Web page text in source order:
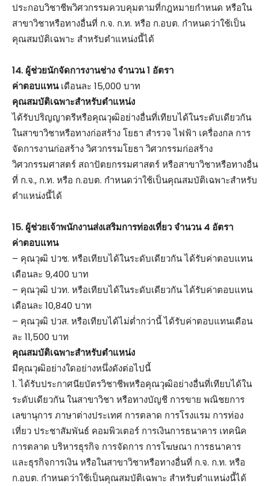
ประกอบวิชาชีพวิศวกรรมควบคุมตามที่กฎหมายกำหนด หรือใน
สาขาวิชาหรือทางอื่นที่ ก.จ. ก.ท. หรือ ก.อบต. กำหนดว่าใช้เป็น
คุณสมบัติเฉพาะ สำหรับตำแหน่งนี้ได้
14. ผู้ช่วยนักจัดการงานช่าง จำนวน 1 อัตรา
ค่าตอบแทนเดือนละ 15,000 บาท
คุณสมบัติเฉพาะสำหรับตำแหน่ง
ได้รับปริญญาตรีหรือคุณวุฒิอย่างอื่นที่เทียบได้ในระดับเดียวกัน
ในสาขาวิชาหรือทางก่อสร้าง โยธา สำรวจ ไฟฟ้า เครื่องกล การ
จัดการงานก่อสร้าง วิศวกรรมโยธา วิศวกรรมก่อสร้าง
วิศวกรรมศาสตร์ สถาปัตยกรรมศาสตร์ หรือสาขาวิชาหรือทางอื่น
ที่ ก.จ., ก.ท. หรือ ก.อบต. กำหนดว่าใช้เป็นคุณสมบัติเฉพาะสำหรับ
ตำแหน่งนี้ได้
15. ผู้ช่วยเจ้าพนักงานส่งเสริมการท่องเที่ยว จำนวน 4 อัตรา
ค่าตอบแทน
– คุณวุฒิ ปวช. หรือเทียบได้ในระดับเดียวกัน ได้รับค่าตอบแทน
เดือนละ 9,400 บาท
– คุณวุฒิ ปวท. หรือเทียบได้ในระดับเดียวกัน ได้รับค่าตอบแทน
เดือนละ 10,840 บาท
– คุณวุฒิ ปวส. หรือเทียบได้ไม่ต่ำกว่านี้ ได้รับค่าตอบแทนเดือน
ละ 11,500 บาท
คุณสมบัติเฉพาะสำหรับตำแหน่ง
มีคุณวุฒิอย่างใดอย่างหนึ่งดังต่อไปนี้
1. ได้รับประกาศนียบัตรวิชาชีพหรือคุณวุฒิอย่างอื่นที่เทียบได้ใน
ระดับเดียวกัน ในสาขาวิชา หรือทางบัญชี การขาย พณิชยการ
เลขานุการ ภาษาต่างประเทศ การตลาด การโรงแรม การท่อง
เที่ยว ประชาสัมพันธ์ คอมพิวเตอร์ การเงินการธนาคาร เทคนิค
การตลาด บริหารธุรกิจ การจัดการ การโฆษณา การธนาคาร
และธุรกิจการเงิน หรือในสาขาวิชาหรือทางอื่นที่ ก.จ. ก.ท. หรือ
ก.อบต. กำหนดว่าใช้เป็นคุณสมบัติเฉพาะ สำหรับตำแหน่งนี้ได้